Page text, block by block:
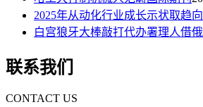
2025年从动化行业成长示状取趋
白宫狼牙大棒敲打代办署理人借
联系我们
CONTACT US